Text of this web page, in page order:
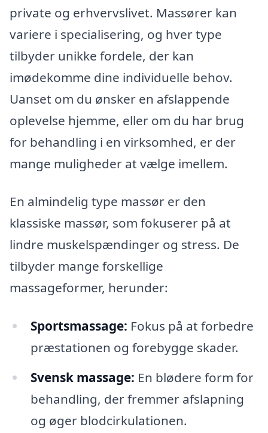
private og erhvervslivet. Massører kan
variere i specialisering, og hver type
tilbyder unikke fordele, der kan
imødekomme dine individuelle behov.
Uanset om du ønsker en afslappende
oplevelse hjemme, eller om du har brug
for behandling i en virksomhed, er der
mange muligheder at vælge imellem.
En almindelig type massør er den
klassiske massør, som fokuserer på at
lindre muskelspændinger og stress. De
tilbyder mange forskellige
massageformer, herunder:
Sportsmassage: Fokus på at forbedre
præstationen og forebygge skader.
Svensk massage: En blødere form for
behandling, der fremmer afslapning
og øger blodcirkulationen.